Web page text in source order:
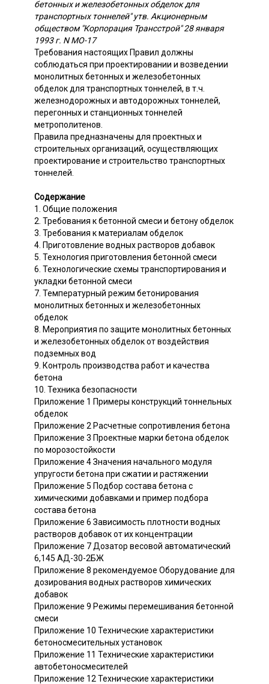
бетонных и железобетонных обделок для
транспортных тоннелей" утв. Акционерным
обществом "Корпорация Трансстрой" 28 января
1993 г. N МО-17
Требования настоящих Правил должны
соблюдаться при проектировании и возведении
монолитных бетонных и железобетонных
обделок для транспортных тоннелей, в т.ч.
железнодорожных и автодорожных тоннелей,
перегонных и станционных тоннелей
метрополитенов.
Правила предназначены для проектных и
строительных организаций, осуществляющих
проектирование и строительство транспортных
тоннелей.
Содержание
1. Общие положения
2. Требования к бетонной смеси и бетону обделок
3. Требования к материалам обделок
4. Приготовление водных растворов добавок
5. Технология приготовления бетонной смеси
6. Технологические схемы транспортирования и
укладки бетонной смеси
7. Температурный режим бетонирования
монолитных бетонных и железобетонных
обделок
8. Мероприятия по защите монолитных бетонных
и железобетонных обделок от воздействия
подземных вод
9. Контроль производства работ и качества
бетона
10. Техника безопасности
Приложение 1 Примеры конструкций тоннельных
обделок
Приложение 2 Расчетные сопротивления бетона
Приложение 3 Проектные марки бетона обделок
по морозостойкости
Приложение 4 Значения начального модуля
упругости бетона при сжатии и растяжении
Приложение 5 Подбор состава бетона с
химическими добавками и пример подбора
состава бетона
Приложение 6 Зависимость плотности водных
растворов добавок от их концентрации
Приложение 7 Дозатор весовой автоматический
6,145 АД-30-2БЖ
Приложение 8 рекомендуемое Оборудование для
дозирования водных растворов химических
добавок
Приложение 9 Режимы перемешивания бетонной
смеси
Приложение 10 Технические характеристики
бетоносмесительных установок
Приложение 11 Технические характеристики
автобетоносмесителей
Приложение 12 Технические характеристики